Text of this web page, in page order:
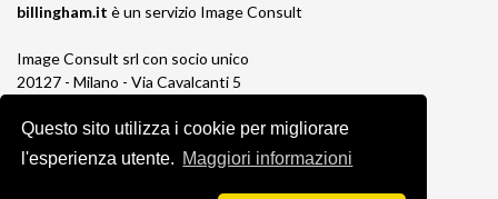
Questo sito utilizza i cookie per migliorare
l'esperienza utente. Maggiori informazioni
billingham.it è un servizio Image Consult
Image Consult srl con socio unico
20127 - Milano - Via Cavalcanti 5
P.IVA e C.F. 03383650961
REA 1673647 CCIAA Milano Monza Brianza